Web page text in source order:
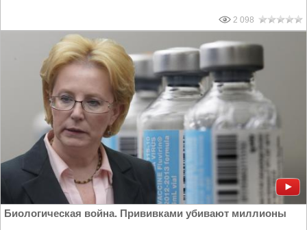
2 098
Биологическая война. Прививками убивают миллионы